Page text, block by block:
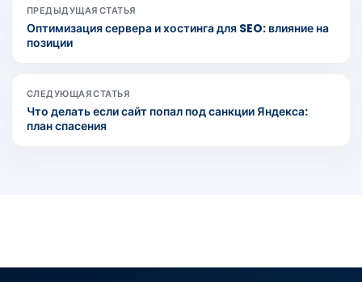
ПРЕДЫДУЩАЯ СТАТЬЯ
Оптимизация сервера и хостинга для SEO: влияние на
позиции
СЛЕДУЮЩАЯ СТАТЬЯ
Что делать если сайт попал под санкции Яндекса:
план спасения